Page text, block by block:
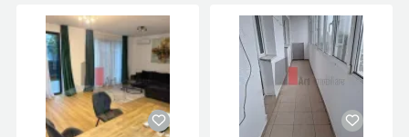
Servicii
Animale de companie
Afaceri și echipamente profesionale
Inchiriere Bunuri si Vehicule
Utilaje agricole si industriale
Piese auto si accesorii
Dacia Duster